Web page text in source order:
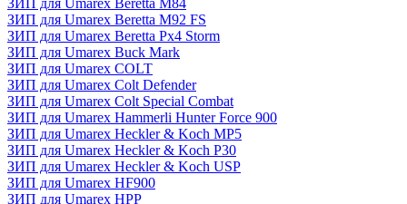
ЗИП для Umarex Beretta M84
ЗИП для Umarex Beretta M92 FS
ЗИП для Umarex Beretta Px4 Storm
ЗИП для Umarex Buck Mark
ЗИП для Umarex COLT
ЗИП для Umarex Colt Defender
ЗИП для Umarex Colt Special Combat
ЗИП для Umarex Hammerli Hunter Force 900
ЗИП для Umarex Heckler & Koch MP5
ЗИП для Umarex Heckler & Koch P30
ЗИП для Umarex Heckler & Koch USP
ЗИП для Umarex HF900
ЗИП для Umarex HPP